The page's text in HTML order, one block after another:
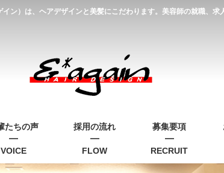
ン）は、ヘアデザインと美髪にこだわります。美容師の就職、求
たちの声
VOICE
採用の流れ
FLOW
募集要項
RECRUIT